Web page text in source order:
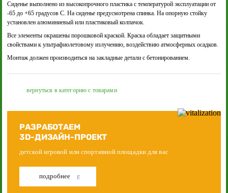
Сиденье выполнено из высокопрочного пластика с температурой эксплуатации от
-65 до +65 градусов С. На сиденье предусмотрена спинка. На опорную стойку
установлен алюминиевый или пластиковый колпачок.
Все элементы окрашены порошковой краской. Краска обладает защитными
свойствами к ультрафиолетовому излучению, воздействию атмосферных осадков.
Монтаж должен производиться на закладные детали с бетонированием.
вернуться в категорию с товарами
РАЗРАБОТАЕМ
3D-ДИЗАЙН-ПРОЕКТ
детской игровой или спортивной площадки для вас
подробнее